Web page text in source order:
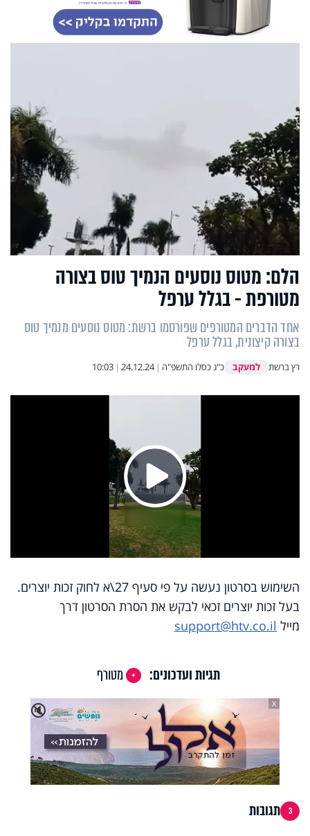
הלם: מטוס נוסעים הנמיך טוס בצורה
מטורפת - בגלל ערפל
אחד הדברים המטורפים שפורסמו ברשת: מטוס נוסעים מנמיך טוס
בצורה קיצונית, בגלל ערפל
רץ ברשת למעקב כ"ג כסלו התשפ"ה |
24.12.24
|
10:03
Play
Video
השימוש בסרטון נעשה על פי סעיף 27\א לחוק זכות יוצרים.
בעל זכות יוצרים זכאי לבקש את הסרת הסרטון דרך
מייל support@htv.co.il
תגיות ועדכונים:
מטורף
🔇
X
3 תגובות